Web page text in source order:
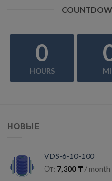
0
HOURS
НОВЫЕ
VDS-6-10-100
От: 7,300₸ / month